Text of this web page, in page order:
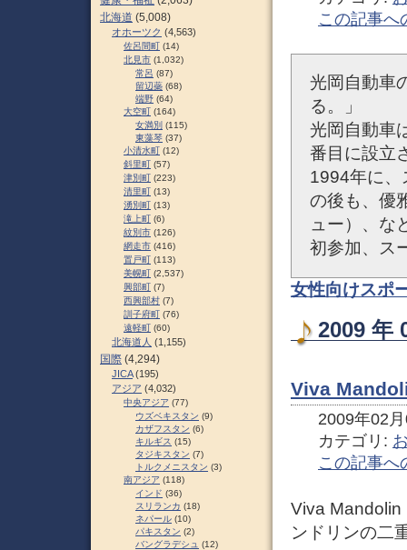
この記事へ
光岡自動車
る。」
光岡自動車
番目に設立
1994年に、
の後も、優
ュー）、な
初参加、ス
女性向けスポ
2009 年
Viva
2009年02
カテゴリ:
この記事へ
Viva
ンドリンの二
北海道 (5,008)
オホーツク (4,563)
佐呂間町 (14)
北見市 (1,032)
常呂 (87)
留辺蘂 (68)
端野 (64)
大空町 (164)
女満別 (115)
東藻琴 (37)
小清水町 (12)
斜里町 (57)
津別町 (223)
清里町 (13)
湧別町 (13)
滝上町 (6)
紋別市 (126)
網走市 (416)
置戸町 (113)
美幌町 (2,537)
興部町 (7)
西興部村 (7)
訓子府町 (76)
遠軽町 (60)
北海道人 (1,155)
国際 (4,294)
JICA(195)
アジア (4,032)
中央アジア (77)
ウズベキスタン (9)
カザフスタン (6)
キルギス (15)
タジキスタン (7)
トルクメニスタン (3)
南アジア (118)
インド (36)
スリランカ (18)
ネパール (10)
パキスタン (2)
バングラデシュ (12)